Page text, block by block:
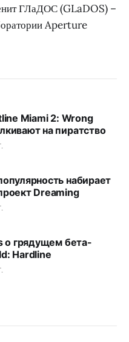
ГЛаДОС (GLaDOS) –
Aperture
Miami 2: Wrong
на пиратство
набирает
Dreaming
о грядущем бета-
Hardline